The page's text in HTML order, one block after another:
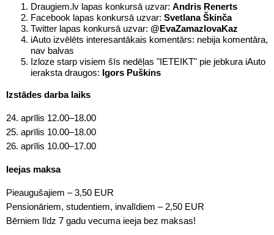
Draugiem.lv lapas konkursā uzvar: Andris Renerts
Facebook lapas konkursā uzvar: Svetlana Škinča
Twitter lapas konkursā uzvar: @EvaZamazlovaKaz
iAuto izvēlēts interesantākais komentārs: nebija komentāra,
nav balvas
Izloze starp visiem šīs nedēļas "IETEIKT" pie jebkura iAuto
ieraksta draugos: Igors Puškins
Izstādes darba laiks
24. aprīlis 12.00–18.00
25. aprīlis 10.00–18.00
26. aprīlis 10.00–17.00
Ieejas maksa
Pieaugušajiem – 3,50 EUR
Pensionāriem, studentiem, invalīdiem – 2,50 EUR
Bērniem līdz 7 gadu vecuma ieeja bez maksas!